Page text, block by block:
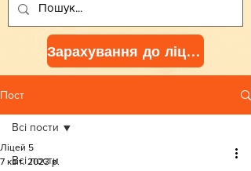
Зарахування до ліцею
Пост
Всі пости
Всі пости
Ліцей 5
7 квіт. 2023 р.